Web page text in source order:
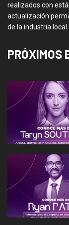
realizados con
actualización
de la industria local.
PRÓXIMOS